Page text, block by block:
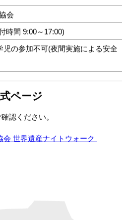
会
時間 9:00～17:00)
児の参加不可(夜間実施による安全
ページ
認ください。
会 世界遺産ナイトウォーク